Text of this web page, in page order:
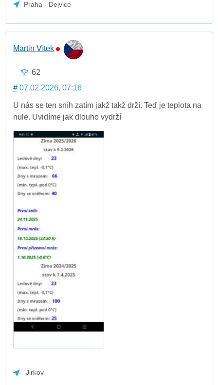
Praha - Dejvice
Martin Vítek
62
# 07.02.2026, 07:16
U nás se ten sníh zatím jakž takž drží. Teď je teplota na
nule. Uvidíme jak dlouho vydrží
Jirkov